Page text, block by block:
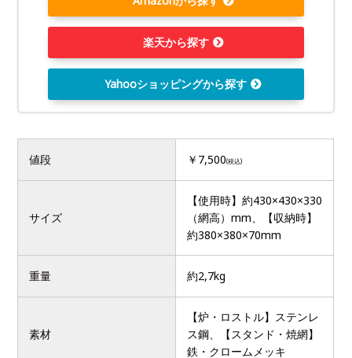
楽天から探す
Yahooショッピングから探す
値段 ￥7,500(税込)
サイズ
【使用時】約430×430×330
（網高）mm、【収納時】
約380×380×70mm
重量 約2,7kg
素材
【炉・ロストル】ステンレ
ス鋼、【スタンド・焼網】
鉄・クロームメッキ